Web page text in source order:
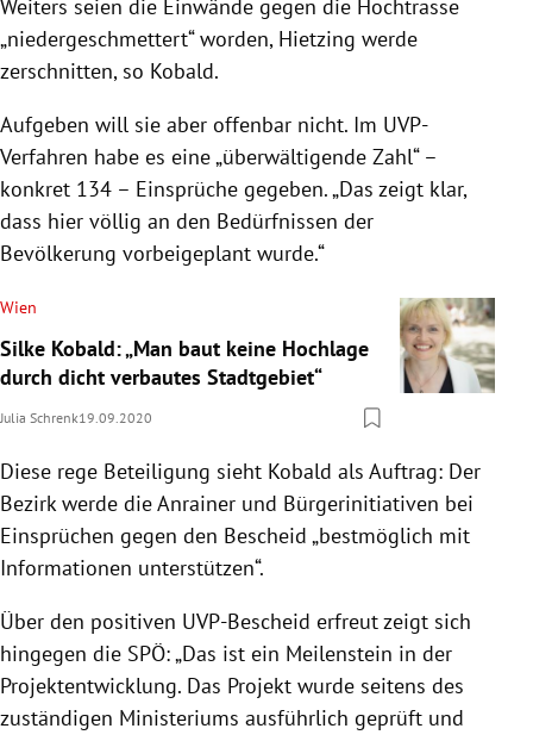
Weiters seien die Einwände gegen die Hochtrasse
„niedergeschmettert“ worden, Hietzing werde
zerschnitten, so Kobald.
Aufgeben will sie aber offenbar nicht. Im UVP-
Verfahren habe es eine „überwältigende Zahl“ –
konkret 134 – Einsprüche gegeben. „Das zeigt klar,
dass hier völlig an den Bedürfnissen der
Bevölkerung vorbeigeplant wurde.“
Wien
Silke Kobald: „Man baut keine Hochlage
durch dicht verbautes Stadtgebiet“
Julia Schrenk19.09.2020
Diese rege Beteiligung sieht Kobald als Auftrag: Der
Bezirk werde die Anrainer und Bürgerinitiativen bei
Einsprüchen gegen den Bescheid „bestmöglich mit
Informationen unterstützen“.
Über den positiven UVP-Bescheid erfreut zeigt sich
hingegen die SPÖ: „Das ist ein Meilenstein in der
Projektentwicklung. Das Projekt wurde seitens des
zuständigen Ministeriums ausführlich geprüft und